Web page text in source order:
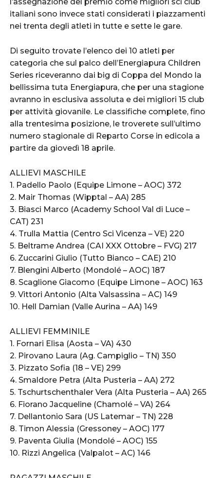
italiani sono invece stati considerati i piazzamenti
nei trenta degli atleti in tutte e sette le gare.
Di seguito trovate l’elenco dei 10 atleti per
categoria che sul palco dell’Energiapura Children
Series riceveranno dai big di Coppa del Mondo la
bellissima tuta Energiapura, che per una stagione
avranno in esclusiva assoluta e dei migliori 15 club
per attività giovanile. Le classifiche complete, fino
alla trentesima posizione, le troverete sull’ultimo
numero stagionale di Reparto Corse in edicola a
partire da giovedì 18 aprile.
ALLIEVI MASCHILE
1. Padello Paolo (Equipe Limone – AOC) 372
2. Mair Thomas (Wipptal – AA) 285
3. Biasci Marco (Academy School Val di Luce –
CAT) 231
4. Trulla Mattia (Centro Sci Vicenza – VE) 220
5. Beltrame Andrea (CAI XXX Ottobre – FVG) 217
6. Zuccarini Giulio (Tutto Bianco – CAE) 210
7. Blengini Alberto (Mondolé – AOC) 187
8. Scaglione Giacomo (Equipe Limone – AOC) 163
9. Vittori Antonio (Alta Valsassina – AC) 149
10. Hell Damian (Valle Aurina – AA) 149
ALLIEVI FEMMINILE
1. Fornari Elisa (Aosta – VA) 430
2. Pirovano Laura (Ag. Campiglio – TN) 350
3. Pizzato Sofia (18 – VE) 299
4. Smaldore Petra (Alta Pusteria – AA) 272
5. Tschurtschenthaler Vera (Alta Pusteria – AA) 265
6. Fiorano Jacqueline (Chamolé – VA) 264
7. Dellantonio Sara (US Latemar – TN) 228
8. Timon Alessia (Gressoney – AOC) 177
9. Paventa Giulia (Mondolé – AOC) 155
10. Rizzi Angelica (Valpalot – AC) 146